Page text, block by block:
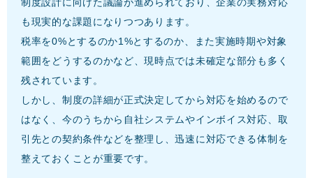
も現実的な課題になりつつあります。
税率を0%とするのか1%とするのか、また実施時期や対象
範囲をどうするのかなど、現時点では未確定な部分も多く
残されています。
しかし、制度の詳細が正式決定してから対応を始めるので
はなく、今のうちから自社システムやインボイス対応、取
引先との契約条件などを整理し、迅速に対応できる体制を
整えておくことが重要です。